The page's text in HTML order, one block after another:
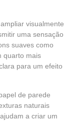
visualmente
uma sensação
suaves como
quarto mais
para um efeito
de parede
naturais
a criar um